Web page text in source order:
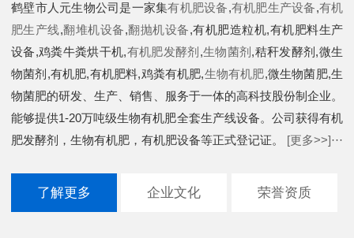
鹤壁市人元生物公司是一家集有机肥设备,有机肥生产设备,有机
肥生产线,翻堆机设备,翻抛机设备,有机肥造粒机,有机肥料生产
设备,鸡粪牛粪烘干机,有机肥发酵剂 ,生物菌剂 ,秸秆发酵剂,微生
物菌剂,有机肥,有机肥料,鸡粪有机肥,生物有机肥,微生物菌肥,生
物菌肥的研发、生产、销售、服务于一体的高科技股份制企业。
能够提供1-20万吨级生物有机肥全套生产线设备。公司获得有机
肥发酵剂，生物有机肥，有机肥设备等正式登记证。
[更多>>]···
了解更多 企业文化 荣誉资质